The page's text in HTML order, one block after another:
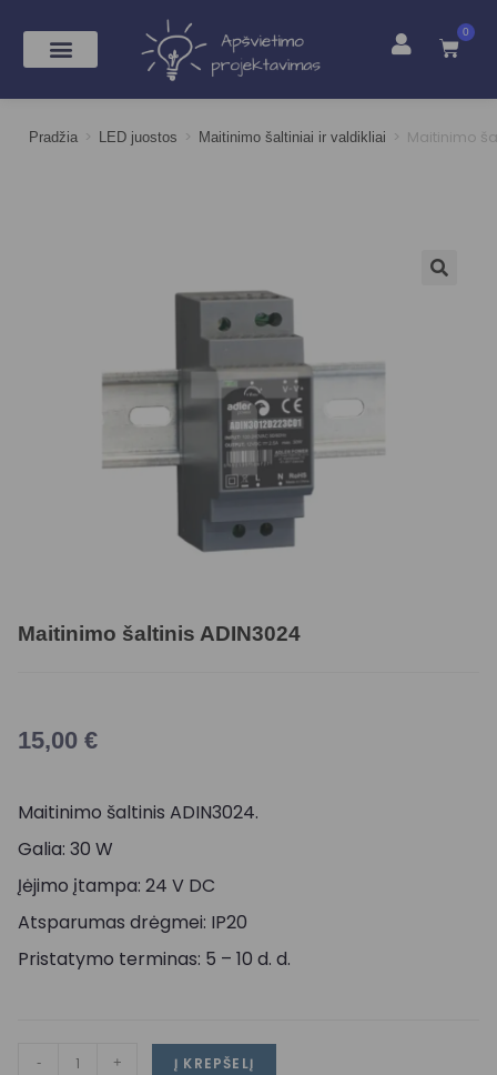
0
Pradžia > LED juostos > Maitinimo šaltiniai ir valdikliai > Maitinimo
Maitinimo šaltinis ADIN3024
15,00 €
Maitinimo šaltinis ADIN3024.
Galia: 30 W
Įėjimo įtampa: 24 V DC
Atsparumas drėgmei: IP20
Pristatymo terminas: 5 – 10 d. d.
- + Į KREPŠELĮ